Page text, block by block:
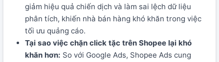
giảm hiệu quả chiến dịch và làm sai lệch dữ liệu
phân tích, khiến nhà bán hàng khó khăn trong việc
tối ưu quảng cáo.
Tại sao việc chặn click tặc trên Shopee lại khó
khăn hơn: So với Google Ads, Shopee Ads cung